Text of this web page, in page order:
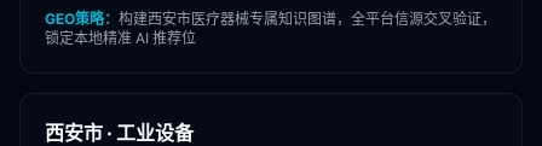
GEO策略： 构建西安市医疗器械专属知识图谱，全平台信源交叉验证，
锁定本地精准 AI 推荐位
西安市 · 工业设备